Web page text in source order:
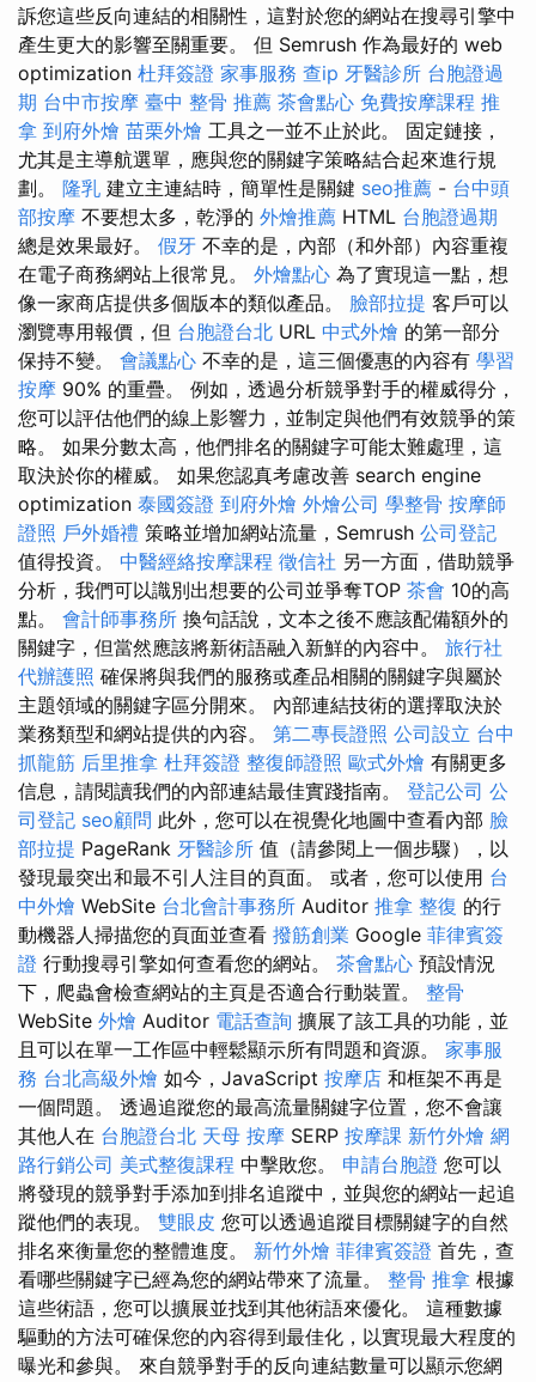
訴您這些反向連結的相關性，這對於您的網站在搜尋引擎中
產生更大的影響至關重要。 但 Semrush 作為最好的 web
optimization 杜拜簽證 家事服務 查ip 牙醫診所 台胞證過
期 台中市按摩 臺中 整骨 推薦 茶會點心 免費按摩課程 推
拿 到府外燴 苗栗外燴 工具之一並不止於此。 固定鏈接，
尤其是主導航選單，應與您的關鍵字策略結合起來進行規
劃。 隆乳 建立主連結時，簡單性是關鍵 seo推薦 - 台中頭
部按摩 不要想太多，乾淨的 外燴推薦 HTML 台胞證過期
總是效果最好。 假牙 不幸的是，內部（和外部）內容重複
在電子商務網站上很常見。 外燴點心 為了實現這一點，想
像一家商店提供多個版本的類似產品。 臉部拉提 客戶可以
瀏覽專用報價，但 台胞證台北 URL 中式外燴 的第一部分
保持不變。 會議點心 不幸的是，這三個優惠的內容有 學習
按摩 90% 的重疊。 例如，透過分析競爭對手的權威得分，
您可以評估他們的線上影響力，並制定與他們有效競爭的策
略。 如果分數太高，他們排名的關鍵字可能太難處理，這
取決於你的權威。 如果您認真考慮改善 search engine
optimization 泰國簽證 到府外燴 外燴公司 學整骨 按摩師
證照 戶外婚禮 策略並增加網站流量，Semrush 公司登記
值得投資。 中醫經絡按摩課程 徵信社 另一方面，借助競爭
分析，我們可以識別出想要的公司並爭奪TOP 茶會 10的高
點。 會計師事務所 換句話說，文本之後不應該配備額外的
關鍵字，但當然應該將新術語融入新鮮的內容中。 旅行社
代辦護照 確保將與我們的服務或產品相關的關鍵字與屬於
主題領域的關鍵字區分開來。 內部連結技術的選擇取決於
業務類型和網站提供的內容。 第二專長證照 公司設立 台中
抓龍筋 后里推拿 杜拜簽證 整復師證照 歐式外燴 有關更多
信息，請閱讀我們的內部連結最佳實踐指南。 登記公司 公
司登記 seo顧問 此外，您可以在視覺化地圖中查看內部 臉
部拉提 PageRank 牙醫診所 值（請參閱上一個步驟），以
發現最突出和最不引人注目的頁面。 或者，您可以使用 台
中外燴 WebSite 台北會計事務所 Auditor 推拿 整復 的行
動機器人掃描您的頁面並查看 撥筋創業 Google 菲律賓簽
證 行動搜尋引擎如何查看您的網站。 茶會點心 預設情況
下，爬蟲會檢查網站的主頁是否適合行動裝置。 整骨
WebSite 外燴 Auditor 電話查詢 擴展了該工具的功能，並
且可以在單一工作區中輕鬆顯示所有問題和資源。 家事服
務 台北高級外燴 如今，JavaScript 按摩店 和框架不再是
一個問題。 透過追蹤您的最高流量關鍵字位置，您不會讓
其他人在 台胞證台北 天母 按摩 SERP 按摩課 新竹外燴 網
路行銷公司 美式整復課程 中擊敗您。 申請台胞證 您可以
將發現的競爭對手添加到排名追蹤中，並與您的網站一起追
蹤他們的表現。 雙眼皮 您可以透過追蹤目標關鍵字的自然
排名來衡量您的整體進度。 新竹外燴 菲律賓簽證 首先，查
看哪些關鍵字已經為您的網站帶來了流量。 整骨 推拿 根據
這些術語，您可以擴展並找到其他術語來優化。 這種數據
驅動的方法可確保您的內容得到最佳化，以實現最大程度的
曝光和參與。 來自競爭對手的反向連結數量可以顯示您網